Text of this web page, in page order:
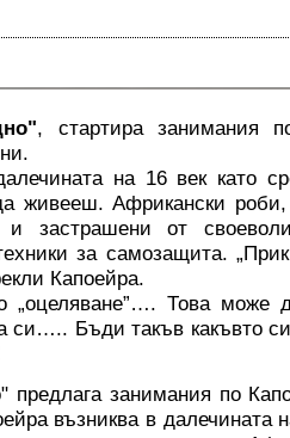
, стартира занимания
на 16 век като
живееш. Африкански
и застрашени от
за самозащита.
Капоейра.
„оцеляване”…. Това може
си….. Бъди такъв какъвто
предлага занимания по
възниква в далечината